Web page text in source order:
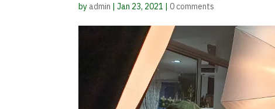
byadmin |Jan 23, 2021 |0 comments